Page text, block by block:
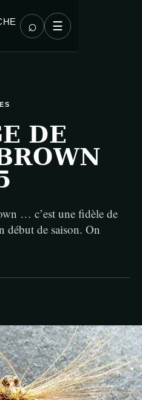
⌕ ☰
DE
… c’est une fidèle de
début de saison. On